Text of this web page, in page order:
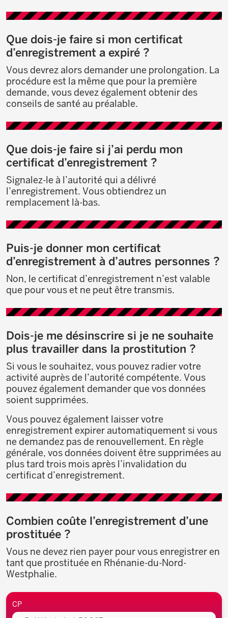
Que dois-je faire si mon certificat
d’enregistrement a expiré ?
Vous devrez alors demander une prolongation. La
procédure est la même que pour la première
demande, vous devez également obtenir des
conseils de santé au préalable.
Que dois-je faire si j’ai perdu mon
certificat d’enregistrement ?
Signalez-le à l’autorité qui a délivré
l’enregistrement. Vous obtiendrez un
remplacement là-bas.
Puis-je donner mon certificat
d’enregistrement à d’autres personnes ?
Non, le certificat d’enregistrement n’est valable
que pour vous et ne peut être transmis.
Dois-je me désinscrire si je ne souhaite
plus travailler dans la prostitution ?
Si vous le souhaitez, vous pouvez radier votre
activité auprès de l’autorité compétente. Vous
pouvez également demander que vos données
soient supprimées.
Vous pouvez également laisser votre
enregistrement expirer automatiquement si vous
ne demandez pas de renouvellement. En règle
générale, vos données doivent être supprimées au
plus tard trois mois après l’invalidation du
certificat d’enregistrement.
Combien coûte l’enregistrement d’une
prostituée ?
Vous ne devez rien payer pour vous enregistrer en
tant que prostituée en Rhénanie-du-Nord-
Westphalie.
Environs
CP